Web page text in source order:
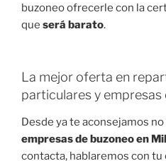
buzoneo ofrecerle con la
que será barato.
La mejor oferta en
particulares y empresas
Desde ya te aconsejamos
empresas de buzoneo en
contacta, hablaremos con